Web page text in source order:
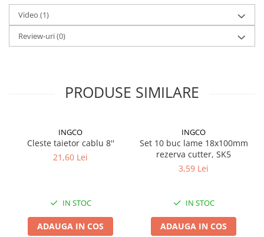
Seturi Lampi Spate Triple
Lumini de Zi, DRL
Proiectoare de lucru si marsarier
Proiectoare Full LED
Accesorii Goarne Pneumatice
Autocolante reflectorizante si
Claxoane Auto si Semnale Electrice
de Avertizare
Goarne si trompete cu aer
Video (1)
Review-uri(0)
PRODUSE SIMILARE
INGCO
Cleste taietor cablu 8''
21,60 Lei
IN STOC
ADAUGA IN COS
INGCO
Set 10 buc lame 18x100mm
rezerva cutter, SK5
3,59 Lei
IN STOC
ADAUGA IN COS